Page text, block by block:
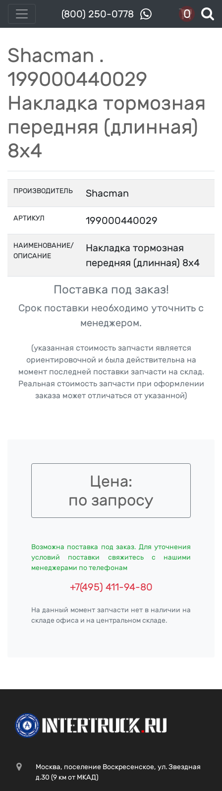
(800) 250-0778 0
Shacman .
199000440029
Накладка тормозная
передняя (длинная)
8х4
ПРОИЗВОДИТЕЛЬ Shacman
АРТИКУЛ 199000440029
НАИМЕНОВАНИЕ/
ОПИСАНИЕ
Накладка тормозная
передняя (длинная) 8х4
Поставка под заказ!
Срок поставки необходимо уточнить с
менеджером.
(указанная стоимость запчасти является
ориентировочной и была действительна на
момент последней поставки запчасти на склад.
Реальная стоимость запчасти при оформлении
заказа может отличаться от указанной)
Цена:
по запросу
Возможна поставка под заказ. Для уточнения
условий поставки свяжитесь с нашими
менеджерами по телефонам
+7(495) 411-94-80
На данный момент запчасти нет в наличии на
складе офиса и на центральном складе.
Москва, поселение Воскресенское, ул. Звездная
д.30 (9 км от МКАД)